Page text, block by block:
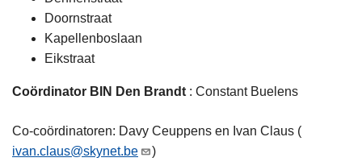
Doornstraat
Kapellenboslaan
Eikstraat
Coördinator BIN Den Brandt : Constant Buelens
Co-coördinatoren: Davy Ceuppens en Ivan Claus (
ivan.claus@skynet.be
)